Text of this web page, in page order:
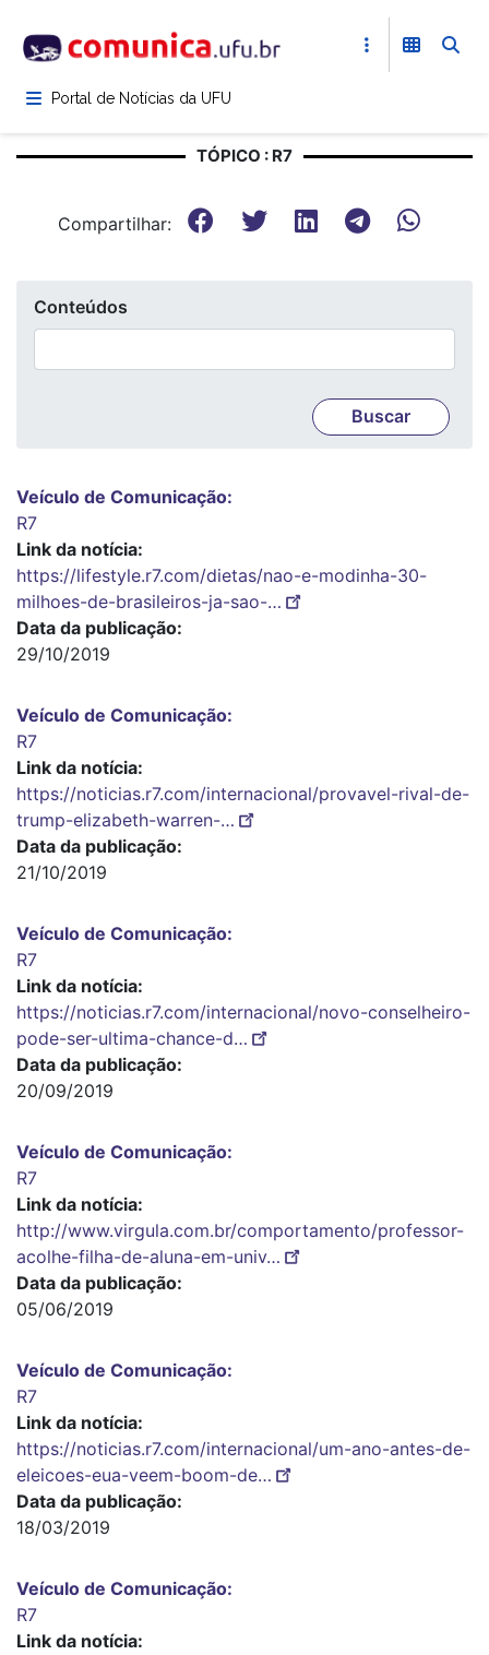
para
conteúdoPortal de Notícias da UFU
TÓPICO : R7
Compartilhar:
Conteúdos
Veículo de Comunicação
R7
Link da notícia
https://lifestyle.r7.com/dietas/nao-e-modinha-30-
milhoes-de-brasileiros-ja-sao-…
Data da publicação
29/10/2019
Veículo de Comunicação
R7
Link da notícia
https://noticias.r7.com/internacional/provavel-rival-de-
trump-elizabeth-warren-…
Data da publicação
21/10/2019
Veículo de Comunicação
R7
Link da notícia
https://noticias.r7.com/internacional/novo-conselheiro-
pode-ser-ultima-chance-d…
Data da publicação
20/09/2019
Veículo de Comunicação
R7
Link da notícia
http://www.virgula.com.br/comportamento/professor-
acolhe-filha-de-aluna-em-univ…
Data da publicação
05/06/2019
Veículo de Comunicação
R7
Link da notícia
https://noticias.r7.com/internacional/um-ano-antes-de-
eleicoes-eua-veem-boom-de…
Data da publicação
18/03/2019
Veículo de Comunicação
R7
Link da notícia